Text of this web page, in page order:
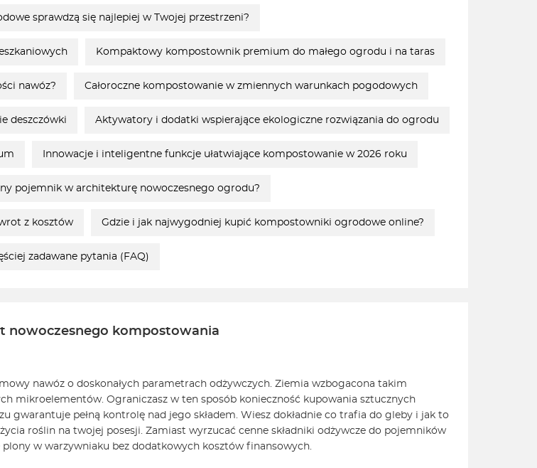
sprawdzą się najlepiej w Twojej przestrzeni?
Kompaktowy kompostownik premium do małego ogrodu i na taras
nawóz? Całoroczne kompostowanie w zmiennych warunkach pogodowych
deszczówki Aktywatory i dodatki wspierające ekologiczne rozwiązania do ogrodu
Innowacje i inteligentne funkcje ułatwiające kompostowanie w 2026 roku
pojemnik w architekturę nowoczesnego ogrodu?
z kosztów Gdzie i jak najwygodniej kupić kompostowniki ogrodowe online?
zadawane pytania (FAQ)
nowoczesnego kompostowania
nawóz o doskonałych parametrach odżywczych. Ziemia wzbogacona takim
mikroelementów. Ograniczasz w ten sposób konieczność kupowania sztucznych
gwarantuje pełną kontrolę nad jego składem. Wiesz dokładnie co trafia do gleby i jak to
roślin na twojej posesji. Zamiast wyrzucać cenne składniki odżywcze do pojemników
w warzywniaku bez dodatkowych kosztów finansowych.